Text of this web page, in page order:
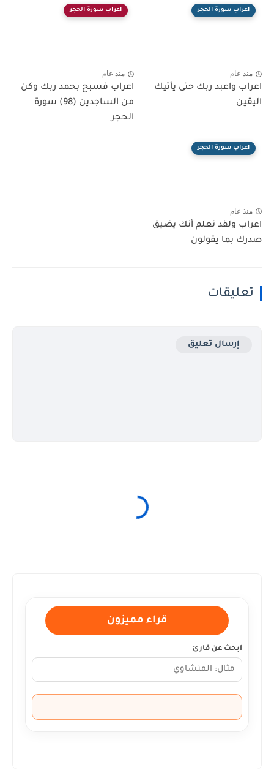
اعراب سورة الحجر
منذ عام
اعراب واعبد ربك حتى يأتيك
اليقين
اعراب سورة الحجر
منذ عام
اعراب فسبح بحمد ربك وكن
من الساجدين (98) سورة
الحجر
اعراب سورة الحجر
منذ عام
اعراب ولقد نعلم أنك يضيق
صدرك بما يقولون
تعليقات
إرسال تعليق
قراء مميزون
ابحث عن قارئ